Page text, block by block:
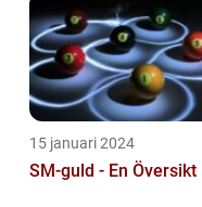
15 januari 2024
SM-guld - En Översikt